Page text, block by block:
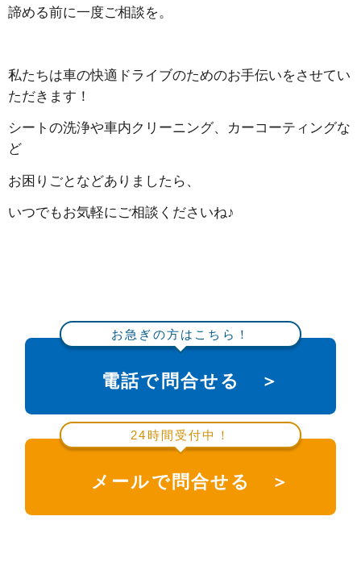
諦める前に一度ご相談を。
私たちは車の快適ドライブのためのお手伝いをさせてい
ただきます！
シートの洗浄や車内クリーニング、カーコーティングな
ど
お困りごとなどありましたら、
いつでもお気軽にご相談くださいね♪
お急ぎの方はこちら！
電話で問合せる ＞
24時間受付中！
メールで問合せる ＞